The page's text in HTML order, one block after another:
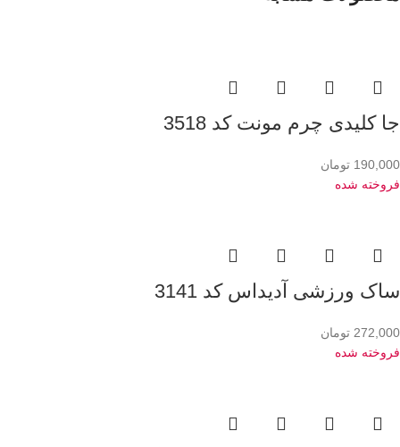
جا کلیدی چرم مونت کد 3518
190,000 تومان
فروخته شده
ساک ورزشی آدیداس کد 3141
272,000 تومان
فروخته شده